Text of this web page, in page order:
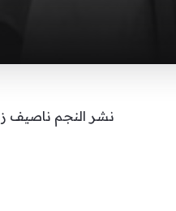
نشر النجم ناصيف